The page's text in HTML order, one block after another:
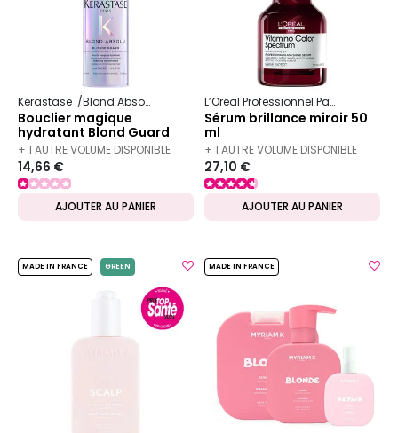
Kérastase Blond Absolu
Bouclier magique
hydratant Blond Guard
45ml
+ 1 AUTRE VOLUME DISPONIBLE
14,66 €
AJOUTER AU PANIER
L’Oréal Professionnel Paris
Sérum brillance miroir 50
ml
+ 1 AUTRE VOLUME DISPONIBLE
27,10 €
AJOUTER AU PANIER
MADE IN FRANCE GREEN MADE IN FRANCE